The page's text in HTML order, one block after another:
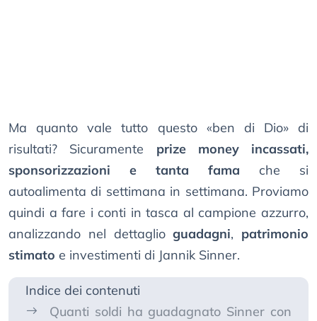
Ma quanto vale tutto questo «ben di Dio» di
risultati? Sicuramente prize money incassati,
sponsorizzazioni e tanta fama che si
autoalimenta di settimana in settimana. Proviamo
quindi a fare i conti in tasca al campione azzurro,
analizzando nel dettaglioguadagni, patrimonio
stimato e investimenti di Jannik Sinner.
Indice dei contenuti
Quanti soldi ha guadagnato Sinner con